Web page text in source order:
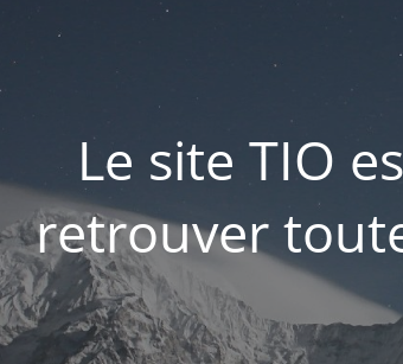
Le site TIO
retrouver